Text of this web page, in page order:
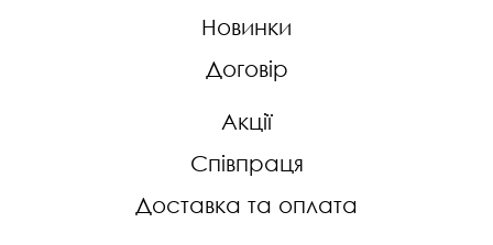
Новинки
Договір
Акції
Співпраця
Доставка та оплата